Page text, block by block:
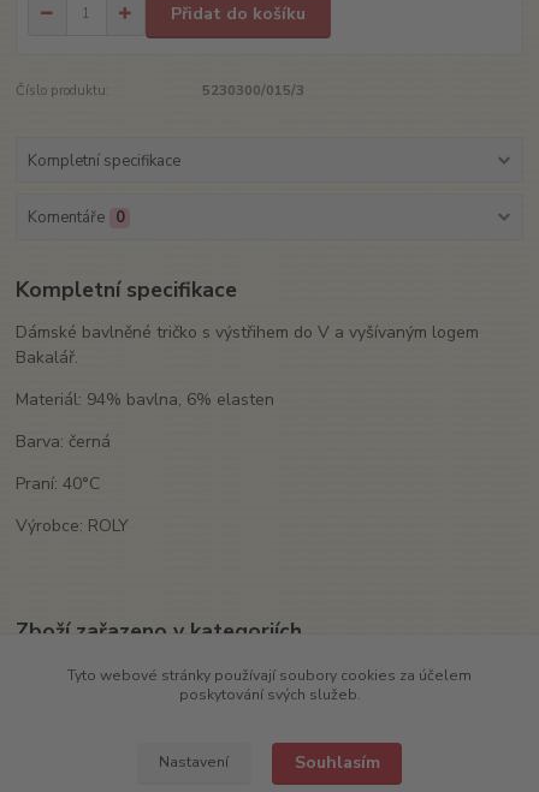
Přidat do košíku
Číslo produktu: 5230300/015/3
Kompletní specifikace
Komentáře 0
Kompletní specifikace
Dámské bavlněné tričko s výstřihem do V a vyšívaným logem
Bakalář.
Materiál: 94% bavlna, 6% elasten
Barva: černá
Praní: 40°C
Výrobce: ROLY
Zboží zařazeno v kategoriích
TextilTyto webové stránky používají soubory cookies za účelem
poskytování svých služeb.
Nastavení Souhlasím